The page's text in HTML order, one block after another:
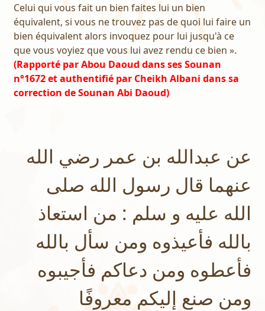
Celui qui vous fait un bien faites lui un bien
équivalent, si vous ne trouvez pas de quoi lui faire un
bien équivalent alors invoquez pour lui jusqu'à ce
que vous voyiez que vous lui avez rendu ce bien ».
(Rapporté par Abou Daoud dans ses Sounan
n°1672 et authentifié par Cheikh Albani dans sa
correction de Sounan Abi Daoud)
عن عبدالله بن عمر رضي الله
عنهما قال رسول الله صلى
الله عليه و سلم : من استعاذ
بالله فأعيذوه ومن سأل بالله
فأعطوه ومن دعاكم فأجيبوه
ومن صنع إليكم معروفًا